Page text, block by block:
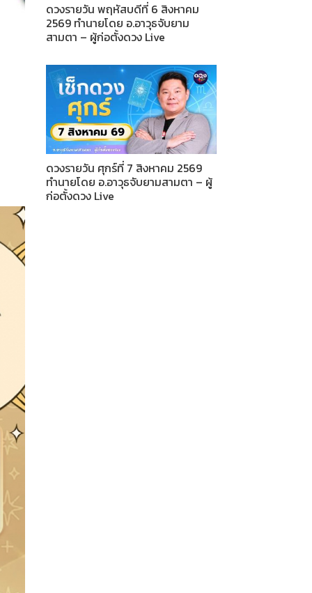
ดวงรายวัน พฤหัสบดีที่ 6 สิงหาคม
2569 ทำนายโดย อ.อาวุธจับยาม
สามตา – ผู้ก่อตั้งดวง Live
ดวงรายวัน ศุกร์ที่ 7 สิงหาคม 2569
ทำนายโดย อ.อาวุธจับยามสามตา – ผู้
ก่อตั้งดวง Live